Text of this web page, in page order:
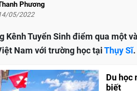
Phương
05/2022
Kênh Tuyển Sinh điểm qua một
Nam với trường học tạiThụy Sĩ.
Du học
biết